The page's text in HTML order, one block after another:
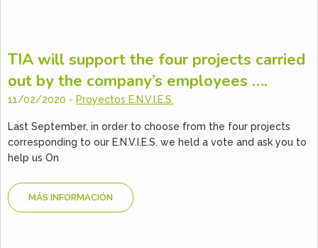
TIA will support the four projects carried
out by the company’s employees ….
11/02/2020 - Proyectos E.N.V.I.E.S.
Last September, in order to choose from the four projects
corresponding to our E.N.V.I.E.S. we held a vote and ask you to
help us On
MÁS INFORMACIÓN